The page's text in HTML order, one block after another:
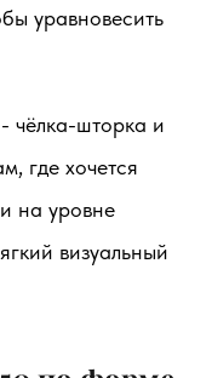
уравновесить
чёлка-шторка и
где хочется
на уровне
визуальный